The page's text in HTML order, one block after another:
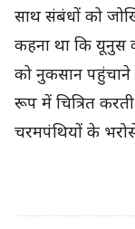
साथ संबंधों को
कहना था कि यूनुस
को नुकसान
रूप में चित्रित
चरमपंथियों के